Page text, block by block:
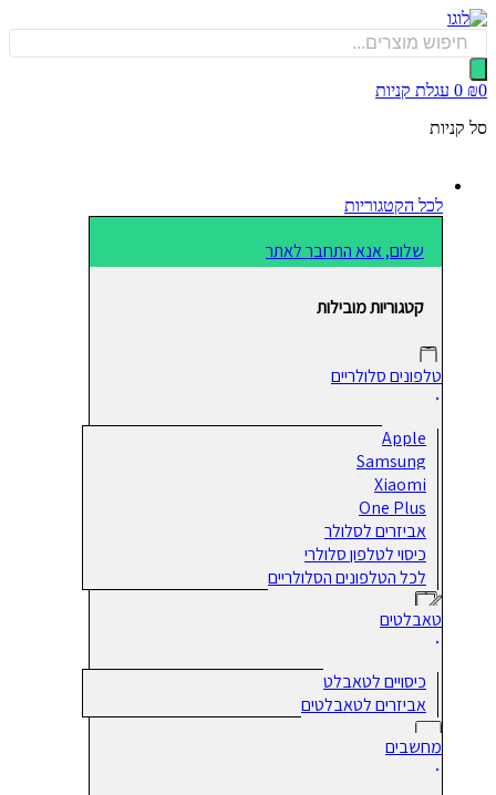
0 עגלת קניות
לכל הקטגוריות
שלום, אנא התחבר לאתר
קטגוריות מובילות
טלפונים סלולריים
Apple
Samsung
Xiaomi
One Plus
אביזרים לסלולר
כיסוי לטלפון סלולרי
לכל הטלפונים הסלולריים
טאבלטים
כיסויים לטאבלט
אביזרים לטאבלטים
מחשבים